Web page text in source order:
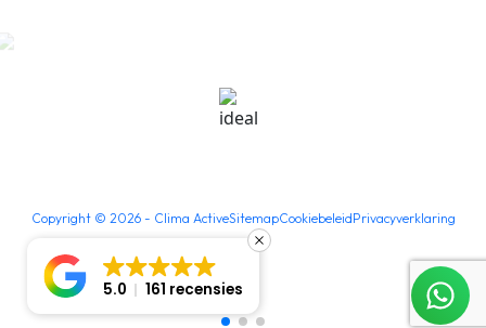
5.0 161 recensies
Copyright © 2026- Clima ActiveSitemapCookiebeleidPrivacyverklaring